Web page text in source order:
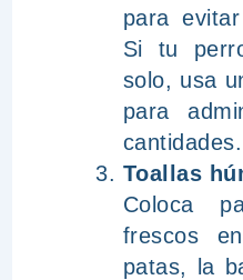
para
Si tu
solo, usa
para
cantidades.
Toallas
Coloca
frescos
patas, la